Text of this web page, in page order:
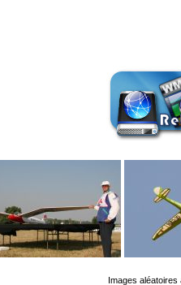
Images aléatoires